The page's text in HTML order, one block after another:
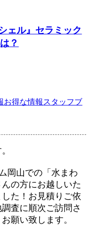
ェル』セラミック
？
お得な情報 スタッフブ
岡山での「水まわ
の方にお越しいた
た！お見積りご依
査に順次ご訪問さ
願い致します。